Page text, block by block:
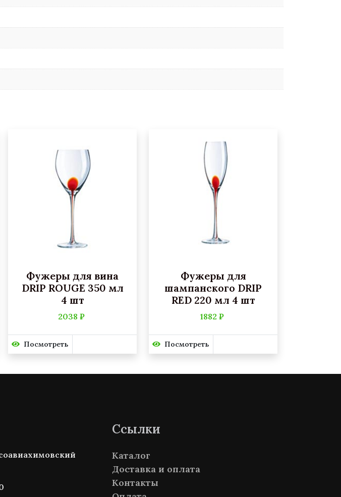
Фужеры для вина
DRIP ROUGE 350 мл
4 шт
2038 ₽
Посмотреть
Фужеры для
шампанского DRIP
RED 220 мл 4 шт
1882 ₽
Посмотреть
Ссылки
Каталог
Доставка и оплата
Контакты